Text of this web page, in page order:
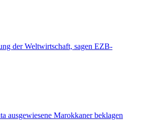
der Weltwirtschaft, sagen EZB-
ausgewiesene Marokkaner beklagen